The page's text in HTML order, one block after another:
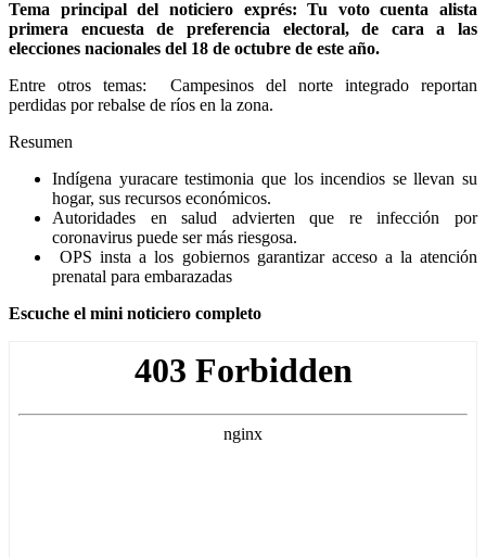
Tema principal del noticiero exprés: Tu voto cuenta alista
primera encuesta de preferencia electoral, de cara a las
elecciones nacionales del 18 de octubre de este año.
Entre otros temas: Campesinos del norte integrado reportan
perdidas por rebalse de ríos en la zona.
Resumen
Indígena yuracare testimonia que los incendios se llevan su
hogar, sus recursos económicos.
Autoridades en salud advierten que re infección por
coronavirus puede ser más riesgosa.
OPS insta a los gobiernos garantizar acceso a la atención
prenatal para embarazadas
Escuche el mini noticiero completo